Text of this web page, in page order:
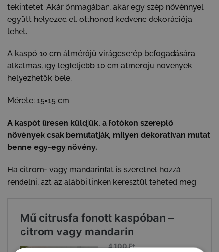
tekintetet. Akár önmagában, akár egy szép növénnyel
együtt helyezed el, otthonod kedvenc dekorációja
lehet.
A kaspó 10 cm átmérőjű virágcserép befogadására
alkalmas, így legfeljebb 10 cm átmérőjű növények
helyezhetők bele.
Mérete: 15×15 cm
A kaspót üresen küldjük, a fotókon szereplő
növények csak bemutatják, milyen dekoratívan mutat
benne egy-egy növény.
Ha citrom- vagy mandarinfát is szeretnél hozzá
rendelni, azt az alábbi linken keresztül teheted meg.